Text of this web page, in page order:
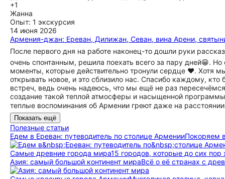
+1
Жанна
Опыт: 1 экскурсия
14 июня 2026
Армения-джан: Ереван, Дилижан, Севан, вина Арени,
После первого дня на работе наконец-то дошли руки
очень спонтанным, решила поехать всего за пару дней😁.
моменты, которые действительно тронули сердце ♥️. Хотя
открывать новое, и это сблизило нас. Спасибо каждому,
встреч, ведь очень надеюсь, что мы ещё не раз
создание такой теплой атмосферы и насыщенной
теплые воспоминания об Армении греют даже на
Показать ещё
Полезные статьи
Едем в Ереван: путеводитель по столице АрменииПокоряем
Самые древние города мира15 городов, которые до сих
Азия: самый большой континент мираВсё о её странах с